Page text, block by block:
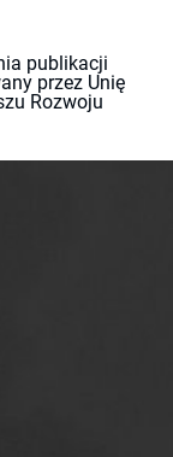
publikacji
przez Unię
Rozwoju